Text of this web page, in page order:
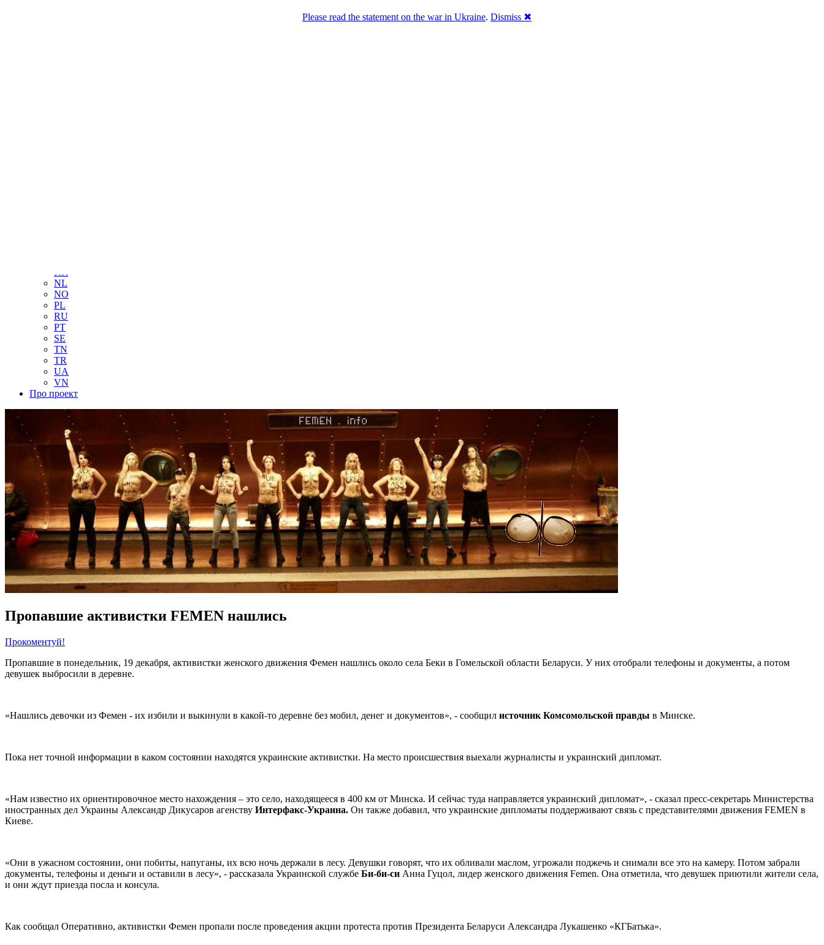
KR
NL
NO
PL
RU
PT
SE
TN
TR
UA
VN
Про проект
Пропавшие активистки FEMEN нашлись
Прокоментуй!
Пропавшие в понедельник, 19 декабря, активистки женского движения Фемен нашлись около села Беки в Гомельской области Беларуси. У них отобрали телефоны и документы, а потом
девушек выбросили в деревне.
«Нашлись девочки из Фемен - их избили и выкинули в какой-то деревне без мобил, денег и документов», - сообщил источник Комсомольской правды в Минске.
Пока нет точной информации в каком состоянии находятся украинские активистки. На место происшествия выехали журналисты и украинский дипломат.
«Нам известно их ориентировочное место нахождения – это село, находящееся в 400 км от Минска. И сейчас туда направляется украинский дипломат», - сказал пресс-секретарь Министерства
иностранных дел Украины Александр Дикусаров агенству Интерфакс-Украина. Он также добавил, что украинские дипломаты поддерживают связь с представителями движения FEMEN в
Киеве.
«Они в ужасном состоянии, они побиты, напуганы, их всю ночь держали в лесу. Девушки говорят, что их обливали маслом, угрожали поджечь и снимали все это на камеру. Потом забрали
документы, телефоны и деньги и оставили в лесу», - рассказала Украинской службе Би-би-си Анна Гуцол, лидер женского движения Femen. Она отметила, что девушек приютили жители села,
и они ждут приезда посла и консула.
Как сообщал Оперативно, активистки Фемен пропали после проведения акции протеста против Президента Беларуси Александра Лукашенко «КГБатька».
Please read the statement on the war in Ukraine. Dismiss ✖